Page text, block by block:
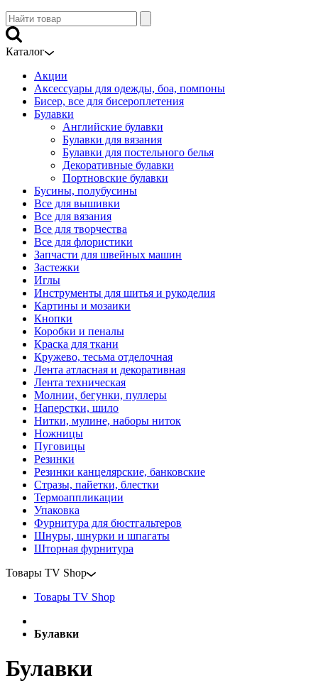
Каталог
Акции
Аксессуары для одежды, боа, помпоны
Бисер, все для бисероплетения
Булавки
Английские булавки
Булавки для вязания
Булавки для постельного белья
Декоративные булавки
Портновские булавки
Бусины, полубусины
Все для вышивки
Все для вязания
Все для творчества
Все для флористики
Запчасти для швейных машин
Застежки
Иглы
Инструменты для шитья и рукоделия
Картины и мозаики
Кнопки
Коробки и пеналы
Краска для ткани
Кружево, тесьма отделочная
Лента атласная и декоративная
Лента техническая
Молнии, бегунки, пуллеры
Наперстки, шило
Нитки, мулине, наборы ниток
Ножницы
Пуговицы
Резинки
Резинки канцелярские, банковские
Стразы, пайетки, блестки
Термоаппликации
Упаковка
Фурнитура для бюстгальтеров
Шнуры, шнурки и шпагаты
Шторная фурнитура
Товары TV Shop
Товары TV Shop
Булавки
Булавки